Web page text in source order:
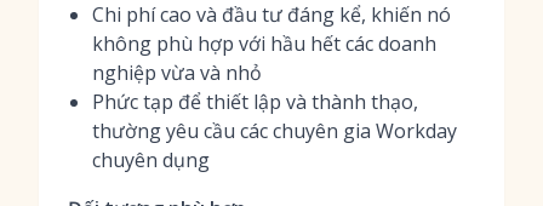
Chi phí cao và đầu tư đáng kể, khiến nó
không phù hợp với hầu hết các doanh
nghiệp vừa và nhỏ
Phức tạp để thiết lập và thành thạo,
thường yêu cầu các chuyên gia Workday
chuyên dụng